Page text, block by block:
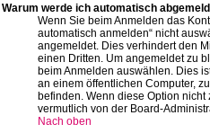
Warum werde ich automatisch
Wenn Sie beim Anmelden das
automatisch anmelden“ nicht
angemeldet. Dies verhindert den
einen Dritten. Um angemeldet zu
beim Anmelden auswählen. Dies
an einem öffentlichen Computer,
befinden. Wenn diese Option
vermutlich von der Board-
Nach oben